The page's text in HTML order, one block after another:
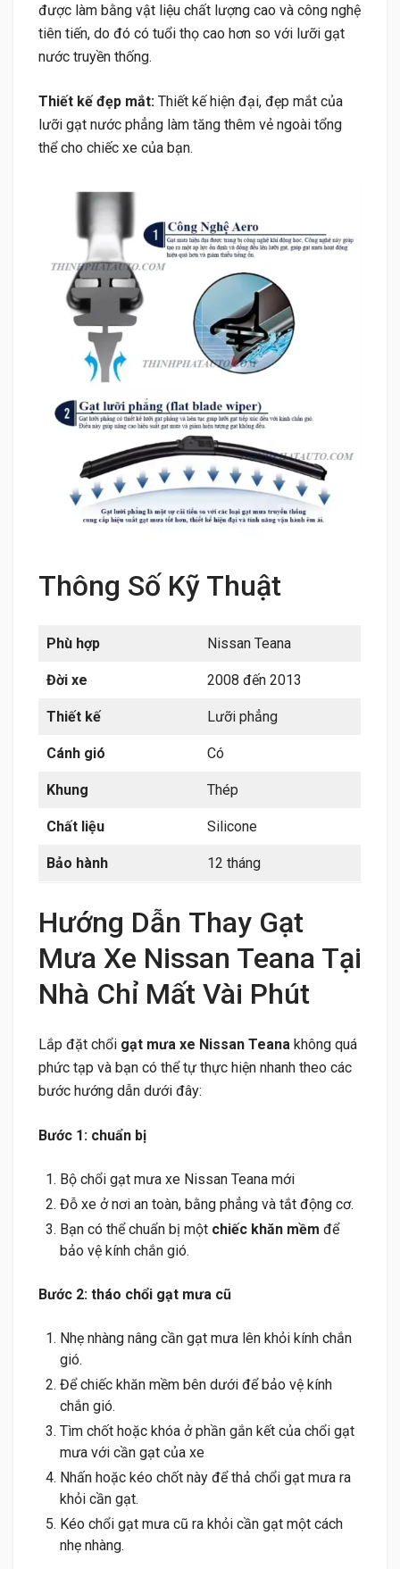
được làm bằng vật liệu chất lượng cao và công nghệ
tiên tiến, do đó có tuổi thọ cao hơn so với lưỡi gạt
nước truyền thống.
Thiết kế đẹp mắt: Thiết kế hiện đại, đẹp mắt của
lưỡi gạt nước phẳng làm tăng thêm vẻ ngoài tổng
thể cho chiếc xe của bạn.
Thông Số Kỹ Thuật
Phù hợp Nissan Teana
Đời xe 2008 đến 2013
Thiết kế Lưỡi phẳng
Cánh gió Có
Khung Thép
Chất liệu Silicone
Bảo hành 12 tháng
Hướng Dẫn Thay Gạt
Mưa Xe Nissan Teana Tại
Nhà Chỉ Mất Vài Phút
Lắp đặt chổi gạt mưa xe Nissan Teana không quá
phức tạp và bạn có thể tự thực hiện nhanh theo các
bước hướng dẫn dưới đây:
Bước 1: chuẩn bị
Bộ chổi gạt mưa xe Nissan Teana mới
Đỗ xe ở nơi an toàn, bằng phẳng và tắt động cơ.
Bạn có thể chuẩn bị một chiếc khăn mềm để
bảo vệ kính chắn gió.
Bước 2: tháo chổi gạt mưa cũ
Nhẹ nhàng nâng cần gạt mưa lên khỏi kính chắn
gió.
Để chiếc khăn mềm bên dưới để bảo vệ kính
chắn gió.
Tìm chốt hoặc khóa ở phần gắn kết của chổi gạt
mưa với cần gạt của xe
Nhấn hoặc kéo chốt này để thả chổi gạt mưa ra
khỏi cần gạt.
Kéo chổi gạt mưa cũ ra khỏi cần gạt một cách
nhẹ nhàng.